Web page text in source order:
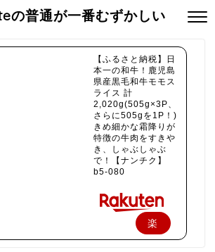
の普通が一番むずかしい
【ふるさと納税】日
本一の和牛！鹿児島
県産黒毛和牛モモス
ライス 計
2,020g(505g×3P、
さらに505gを1P！)
きめ細かな霜降りが
特徴の牛肉をすきや
き、しゃぶしゃぶ
で！【ナンチク】
b5-080
楽